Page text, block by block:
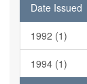
Date Issued
1992 (1)
1994 (1)